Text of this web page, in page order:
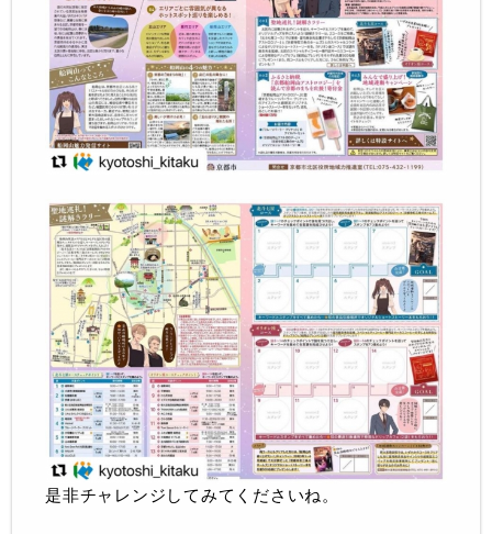
是非チャレンジしてみてくださいね。